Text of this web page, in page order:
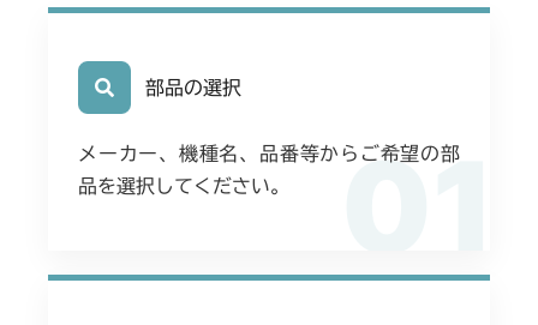
本体 FIG15 動力伝達(刈刃)
CMX253
本体 FIG15 動力伝達(刈刃)
CMX1804
Assy(NO.1580017～)01
部品の選択
メーカー、機種名、品番等からご希望の部
品を選択してください。